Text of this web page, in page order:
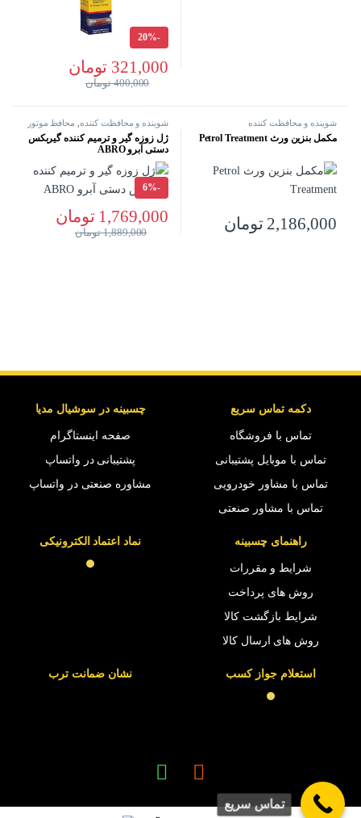
-
20%
321,000 تومان
400,000 تومان
شوینده و محافظت کننده
مکمل بنزین ورث Petrol Treatment
2,186,000 تومان
شوینده و محافظت کننده, محافظ موتور
ژل زوزه گیر و ترمیم کننده گیربکس
دستی آبرو ABRO
-
6%
1,769,000 تومان
1,889,000 تومان
دکمه تماس سریع
تماس با فروشگاه
تماس با موبایل پشتیبانی
تماس با مشاور خودرویی
تماس با مشاور صنعتی
چسبینه در سوشیال مدیا
صفحه اینستاگرام
پشتیبانی در واتساپ
مشاوره صنعتی در واتساپ
راهنمای چسبینه
شرایط و مقررات
روش های پرداخت
شرایط بازگشت کالا
روش های ارسال کالا
نماد اعتماد الکترونیکی
استعلام جواز کسب نشان ضمانت ترب
تماس سریع